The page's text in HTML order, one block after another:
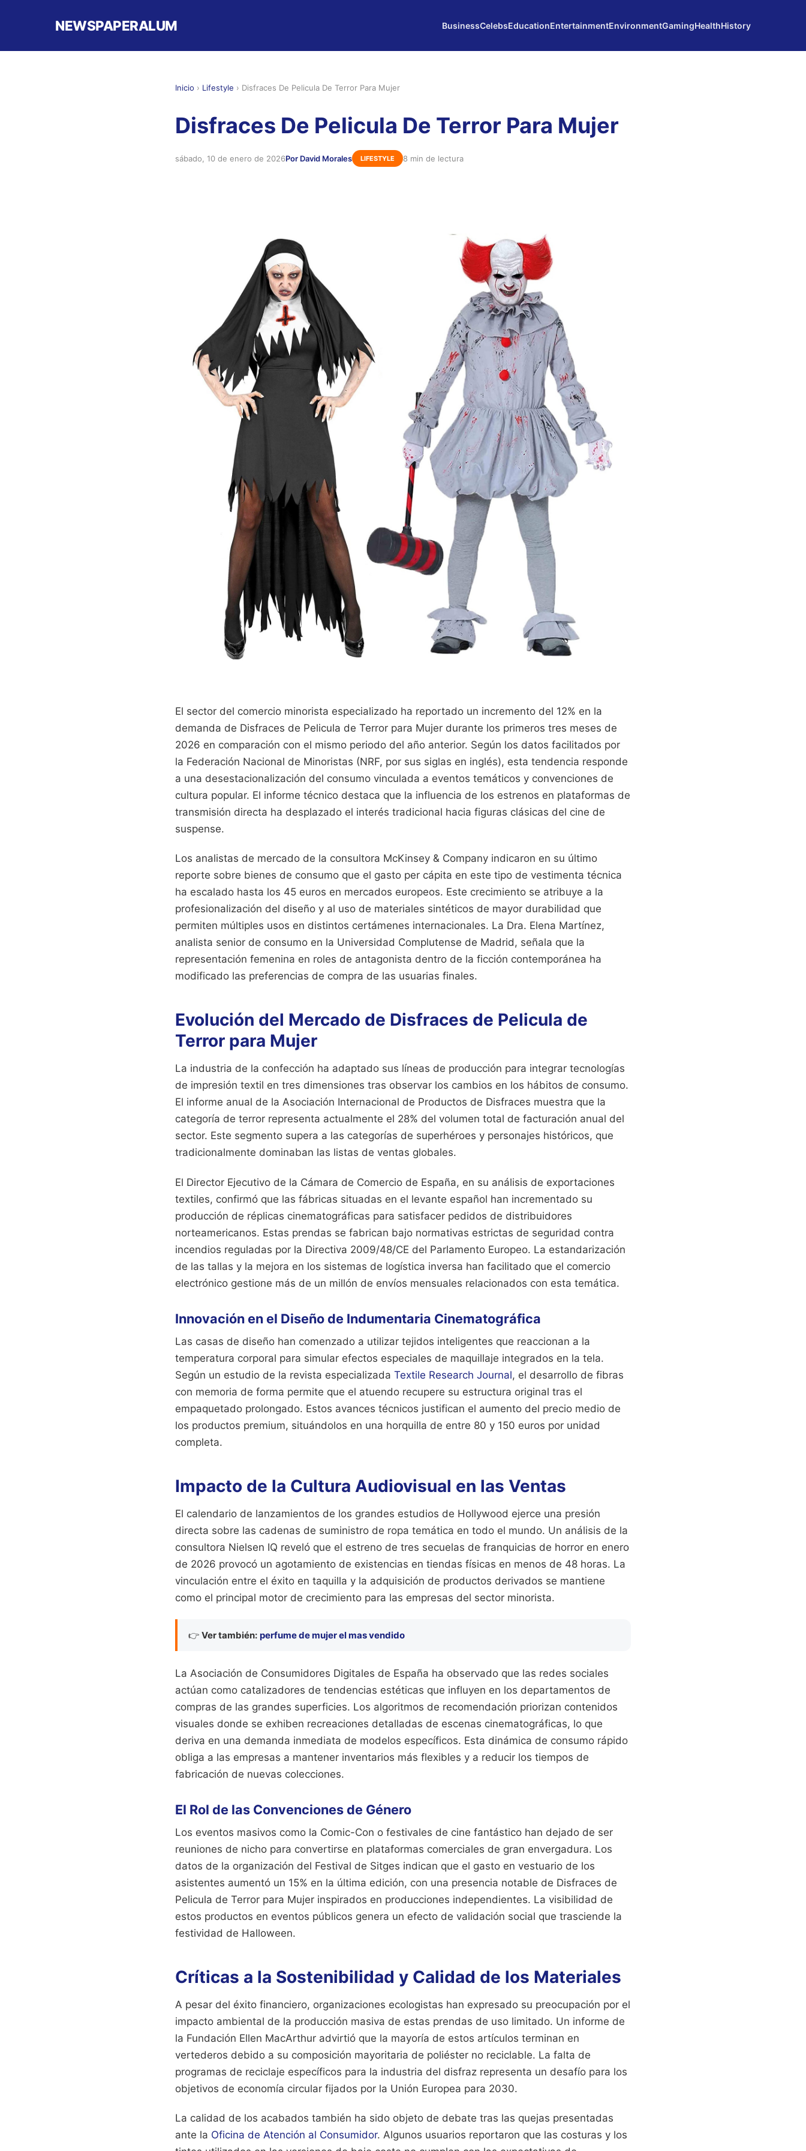
NEWSPAPERALUM BusinessCelebsEducationEntertainmentEnvironmentGamingHealthHistory
Inicio › Lifestyle › Disfraces De Pelicula De Terror Para Mujer
Disfraces De Pelicula De Terror Para Mujer
sábado, 10 de enero de 2026Por David Morales LIFESTYLE 8 min de lectura
El sector del comercio minorista especializado ha reportado un incremento del 12% en la
demanda de Disfraces de Pelicula de Terror para Mujer durante los primeros tres meses de
2026 en comparación con el mismo periodo del año anterior. Según los datos facilitados por
la Federación Nacional de Minoristas (NRF, por sus siglas en inglés), esta tendencia responde
a una desestacionalización del consumo vinculada a eventos temáticos y convenciones de
cultura popular. El informe técnico destaca que la influencia de los estrenos en plataformas de
transmisión directa ha desplazado el interés tradicional hacia figuras clásicas del cine de
suspense.
Los analistas de mercado de la consultora McKinsey & Company indicaron en su último
reporte sobre bienes de consumo que el gasto per cápita en este tipo de vestimenta técnica
ha escalado hasta los 45 euros en mercados europeos. Este crecimiento se atribuye a la
profesionalización del diseño y al uso de materiales sintéticos de mayor durabilidad que
permiten múltiples usos en distintos certámenes internacionales. La Dra. Elena Martínez,
analista senior de consumo en la Universidad Complutense de Madrid, señala que la
representación femenina en roles de antagonista dentro de la ficción contemporánea ha
modificado las preferencias de compra de las usuarias finales.
Evolución del Mercado de Disfraces de Pelicula de
Terror para Mujer
La industria de la confección ha adaptado sus líneas de producción para integrar tecnologías
de impresión textil en tres dimensiones tras observar los cambios en los hábitos de consumo.
El informe anual de la Asociación Internacional de Productos de Disfraces muestra que la
categoría de terror representa actualmente el 28% del volumen total de facturación anual del
sector. Este segmento supera a las categorías de superhéroes y personajes históricos, que
tradicionalmente dominaban las listas de ventas globales.
El Director Ejecutivo de la Cámara de Comercio de España, en su análisis de exportaciones
textiles, confirmó que las fábricas situadas en el levante español han incrementado su
producción de réplicas cinematográficas para satisfacer pedidos de distribuidores
norteamericanos. Estas prendas se fabrican bajo normativas estrictas de seguridad contra
incendios reguladas por la Directiva 2009/48/CE del Parlamento Europeo. La estandarización
de las tallas y la mejora en los sistemas de logística inversa han facilitado que el comercio
electrónico gestione más de un millón de envíos mensuales relacionados con esta temática.
Innovación en el Diseño de Indumentaria Cinematográfica
Las casas de diseño han comenzado a utilizar tejidos inteligentes que reaccionan a la
temperatura corporal para simular efectos especiales de maquillaje integrados en la tela.
Según un estudio de la revista especializada Textile Research Journal, el desarrollo de fibras
con memoria de forma permite que el atuendo recupere su estructura original tras el
empaquetado prolongado. Estos avances técnicos justifican el aumento del precio medio de
los productos premium, situándolos en una horquilla de entre 80 y 150 euros por unidad
completa.
Impacto de la Cultura Audiovisual en las Ventas
El calendario de lanzamientos de los grandes estudios de Hollywood ejerce una presión
directa sobre las cadenas de suministro de ropa temática en todo el mundo. Un análisis de la
consultora Nielsen IQ reveló que el estreno de tres secuelas de franquicias de horror en enero
de 2026 provocó un agotamiento de existencias en tiendas físicas en menos de 48 horas. La
vinculación entre el éxito en taquilla y la adquisición de productos derivados se mantiene
como el principal motor de crecimiento para las empresas del sector minorista.
👉 Ver también: perfume de mujer el mas vendido
La Asociación de Consumidores Digitales de España ha observado que las redes sociales
actúan como catalizadores de tendencias estéticas que influyen en los departamentos de
compras de las grandes superficies. Los algoritmos de recomendación priorizan contenidos
visuales donde se exhiben recreaciones detalladas de escenas cinematográficas, lo que
deriva en una demanda inmediata de modelos específicos. Esta dinámica de consumo rápido
obliga a las empresas a mantener inventarios más flexibles y a reducir los tiempos de
fabricación de nuevas colecciones.
El Rol de las Convenciones de Género
Los eventos masivos como la Comic-Con o festivales de cine fantástico han dejado de ser
reuniones de nicho para convertirse en plataformas comerciales de gran envergadura. Los
datos de la organización del Festival de Sitges indican que el gasto en vestuario de los
asistentes aumentó un 15% en la última edición, con una presencia notable de Disfraces de
Pelicula de Terror para Mujer inspirados en producciones independientes. La visibilidad de
estos productos en eventos públicos genera un efecto de validación social que trasciende la
festividad de Halloween.
Críticas a la Sostenibilidad y Calidad de los Materiales
A pesar del éxito financiero, organizaciones ecologistas han expresado su preocupación por el
impacto ambiental de la producción masiva de estas prendas de uso limitado. Un informe de
la Fundación Ellen MacArthur advirtió que la mayoría de estos artículos terminan en
vertederos debido a su composición mayoritaria de poliéster no reciclable. La falta de
programas de reciclaje específicos para la industria del disfraz representa un desafío para los
objetivos de economía circular fijados por la Unión Europea para 2030.
La calidad de los acabados también ha sido objeto de debate tras las quejas presentadas
ante la Oficina de Atención al Consumidor. Algunos usuarios reportaron que las costuras y los